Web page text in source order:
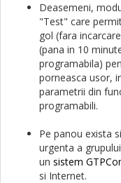
Deasemeni,
"Test" care
gol (fara
(pana in 10
programabila)
porneasca usor,
parametrii din
programabili.
Pe panou exista
urgenta a
un sistem
si Internet.